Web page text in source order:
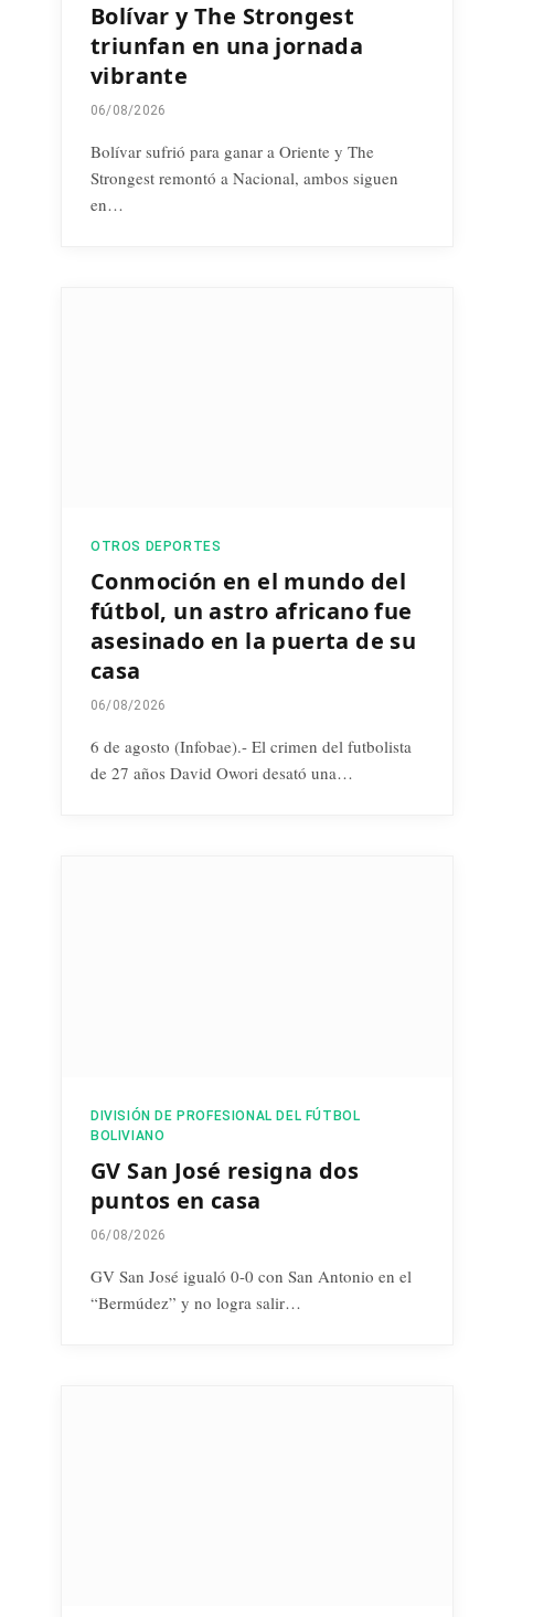
Bolívar y The Strongest
triunfan en una jornada
vibrante
06/08/2026
Bolívar sufrió para ganar a Oriente y The
Strongest remontó a Nacional, ambos siguen
en…
OTROS DEPORTES
Conmoción en el mundo del
fútbol, un astro africano fue
asesinado en la puerta de su
casa
06/08/2026
6 de agosto (Infobae).- El crimen del futbolista
de 27 años David Owori desató una…
DIVISIÓN DE PROFESIONAL DEL FÚTBOL
BOLIVIANO
GV San José resigna dos
puntos en casa
06/08/2026
GV San José igualó 0-0 con San Antonio en el
“Bermúdez” y no logra salir…